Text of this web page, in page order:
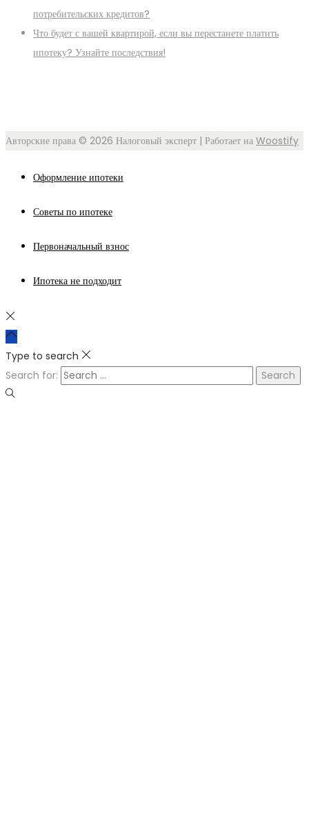
потребительских кредитов?
Что будет с вашей квартирой, если вы перестанете платить
ипотеку? Узнайте последствия!
Авторские права © 2026 Налоговый эксперт | Работает на Woostify
Оформление ипотеки
Советы по ипотеке
Первоначальный взнос
Ипотека не подходит
Type to search
Search for: